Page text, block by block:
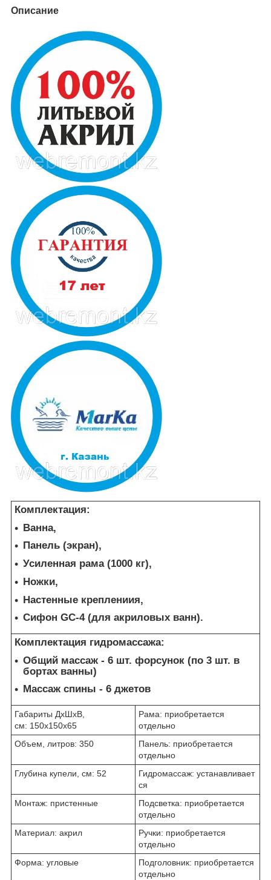
Описание
Комплектация:
Ванна,
Панель (экран),
Усиленная рама (1000 кг),
Ножки,
Настенные креплениия,
Сифон GC-4 (для акриловых ванн).
Комплектация гидромассажа:
Общий массаж - 6 шт. форсунок (по 3 шт. в
бортах ванны)
Массаж спины - 6 джетов
Габариты ДхШхВ,
см: 150x150x65
Рама: приобретается
отдельно
Объем, литров: 350
Панель: приобретается
отдельно
Глубина купели, см: 52
Гидромассаж: устанавливает
ся
Монтаж: пристенные
Подсветка: приобретается
отдельно
Материал: акрил
Ручки: приобретается
отдельно
Форма: угловые
Подголовник: приобретается
отдельно